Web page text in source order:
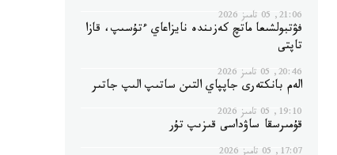
21:06, 05 تامىز 2026
فۋتبولشىعا ماتچ كەزىندە نايزاعاي ءتۇسىپ، قازا
تاپتى
20:46, 05 تامىز 2026
الەم بانكتەرى جاپپاي التىن ساتىپ الىپ جاتىر
19:10, 05 تامىز 2026
قۇمىرسقا ساۋداسى قىزىپ تۇر